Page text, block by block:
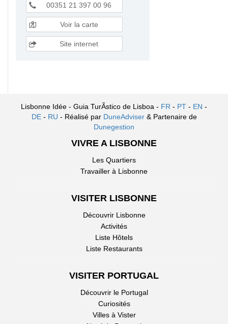
00351 21 397 00 96
Voir la carte
Site internet
Lisbonne Idée - Guia TurÃ­stico de Lisboa - FR - PT - EN -
DE- RU - Réalisé par DuneAdviser & Partenaire de
Dunegestion
VIVRE A LISBONNE
Les Quartiers
Travailler à Lisbonne
VISITER LISBONNE
Découvrir Lisbonne
Activités
Liste Hôtels
Liste Restaurants
VISITER PORTUGAL
Découvrir le Portugal
Curiosités
Villes à Vister